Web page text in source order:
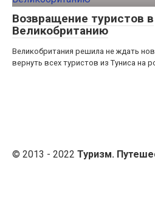
Возвращение туристов в
Великобританию
Великобритания решила не ждать
вернуть всех туристов из Туниса на
© 2013 - 2022 Туризм.